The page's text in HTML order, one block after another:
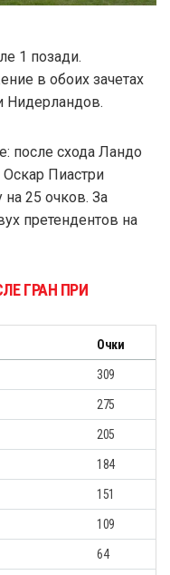
1 позади.
в обоих зачетах
Нидерландов.
после схода Ландо
Пиастри
на 25 очков. За
претендентов на
ГРАН ПРИ
Очки
309
275
205
184
151
109
64